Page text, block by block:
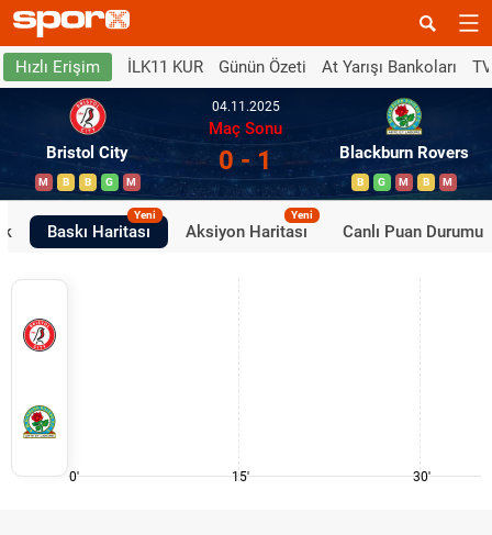
Hızlı Erişim İLK11 KUR Günün Özeti At Yarışı Bankoları
Bristol City
M B B G M
04.11.2025
Maç Sonu
0 - 1 Blackburn Rovers
B G M B M
Baskı Haritası
Yeni
Aksiyon Haritası
Yeni
Canlı Puan Durumu
0' 15' 30'